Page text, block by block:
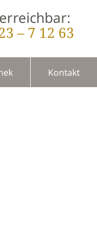
7 12 63
Kontakt